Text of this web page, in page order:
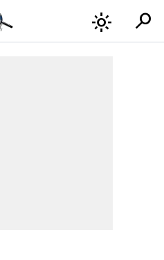
light_mode search